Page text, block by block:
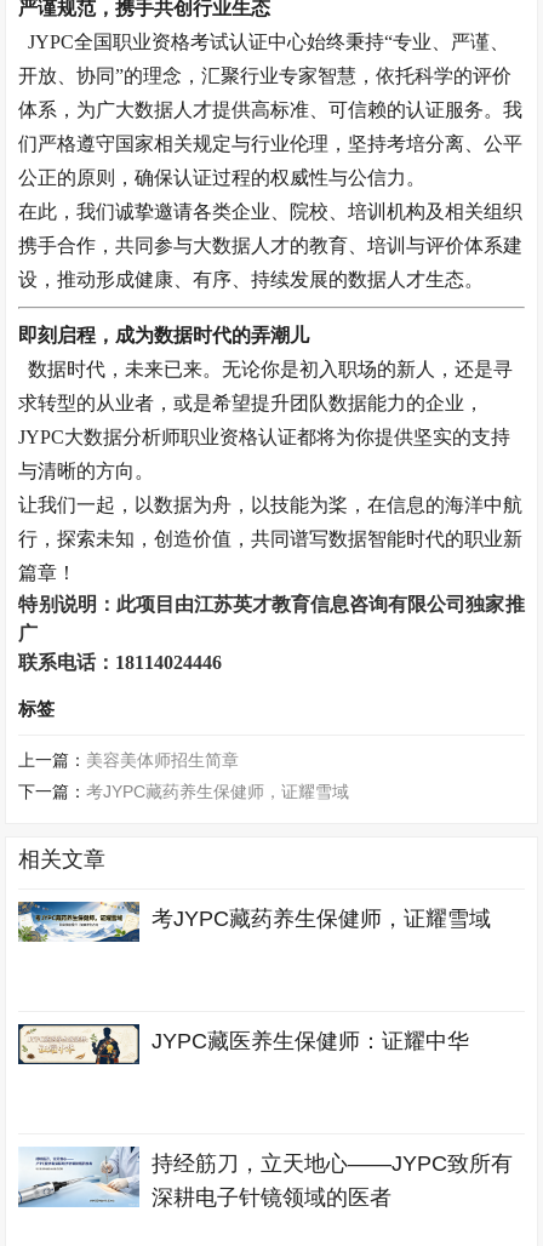
严谨规范，携手共创行业生态
JYPC全国职业资格考试认证中心始终秉持“专业、严谨、
开放、协同”的理念，汇聚行业专家智慧，依托科学的评价
体系，为广大数据人才提供高标准、可信赖的认证服务。我
们严格遵守国家相关规定与行业伦理，坚持考培分离、公平
公正的原则，确保认证过程的权威性与公信力。
在此，我们诚挚邀请各类企业、院校、培训机构及相关组织
携手合作，共同参与大数据人才的教育、培训与评价体系建
设，推动形成健康、有序、持续发展的数据人才生态。
即刻启程，成为数据时代的弄潮儿
数据时代，未来已来。无论你是初入职场的新人，还是寻
求转型的从业者，或是希望提升团队数据能力的企业，
JYPC大数据分析师职业资格认证都将为你提供坚实的支持
与清晰的方向。
让我们一起，以数据为舟，以技能为桨，在信息的海洋中航
行，探索未知，创造价值，共同谱写数据智能时代的职业新
篇章！
特别说明：此项目由江苏英才教育信息咨询有限公司独家推
广
联系电话： 18114024446
标签
上一篇： 美容美体师招生简章
下一篇：考JYPC藏药养生保健师，证耀雪域
相关文章
考JYPC藏药养生保健师，证耀雪域
JYPC藏医养生保健师：证耀中华
持经筋刀，立天地心——JYPC致所有
深耕电子针镜领域的医者